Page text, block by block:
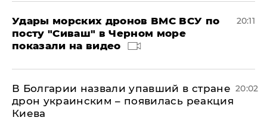
Удары морских дронов ВМС ВСУ по
посту "Сиваш" в Черном море
показали на видео
20:11
В Болгарии назвали упавший в стране
дрон украинским – появилась реакция
Киева
20:02